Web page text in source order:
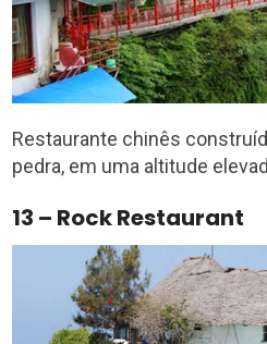
Restaurante chinês
pedra, em uma altitude
13 – Rock Restaurant